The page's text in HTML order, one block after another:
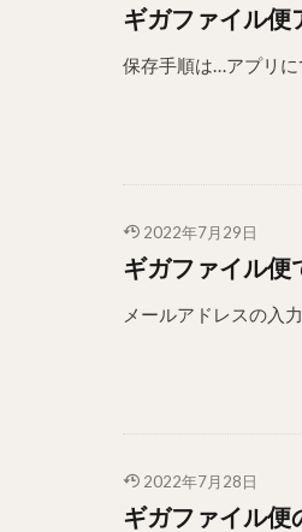
ギガファイル便
保存手順は…アプリ
2022年7月29日
ギガファイル便
メールアドレスの入
2022年7月28日
ギガファイル便